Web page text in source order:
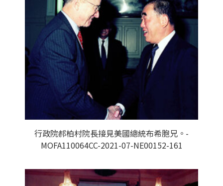
行政院郝柏村院長接見美國總統布希胞兄。-
MOFA110064CC-2021-07-NE00152-161